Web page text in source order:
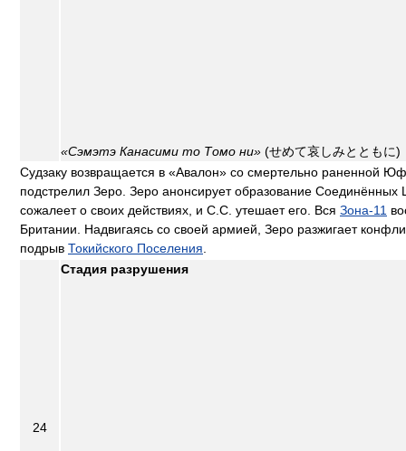
«Сэмэтэ Канасими то Томо ни» (せめて哀しみとともに)
Судзаку возвращается в «Авалон» со смертельно раненной
подстрелил Зеро. Зеро анонсирует образование
сожалеет о своих действиях, и С.С. утешает его. Вся Зона-11
Британии. Надвигаясь со своей армией, Зеро разжигает
подрыв Токийского Поселения
24
Стадия разрушения